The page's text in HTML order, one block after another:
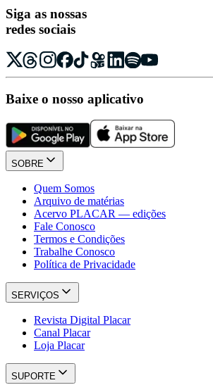
Siga as nossas
redes sociais
Baixe o nosso aplicativo
SOBRE
Quem Somos
Arquivo de matérias
Acervo PLACAR — edições
Fale Conosco
Termos e Condições
Trabalhe Conosco
Política de Privacidade
SERVIÇOS
Revista Digital Placar
Canal Placar
Loja Placar
SUPORTE